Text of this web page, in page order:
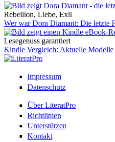
Rebellion, Liebe, Exil
Wer war Dora Diamant: Die letzte
Lesegenuss garantiert
Kindle Vergleich: Aktuelle
Impressum
Datenschutz
Über LiteratPro
Richtlinien
Unterstützen
Kontakt